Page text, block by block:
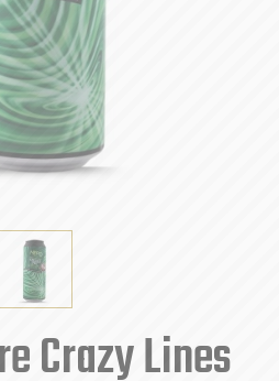
Crazy Lines